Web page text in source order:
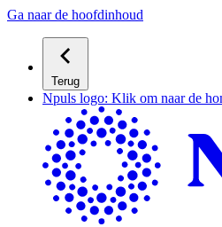
Ga naar de hoofdinhoud
Terug
Npuls logo: Klik om naar de